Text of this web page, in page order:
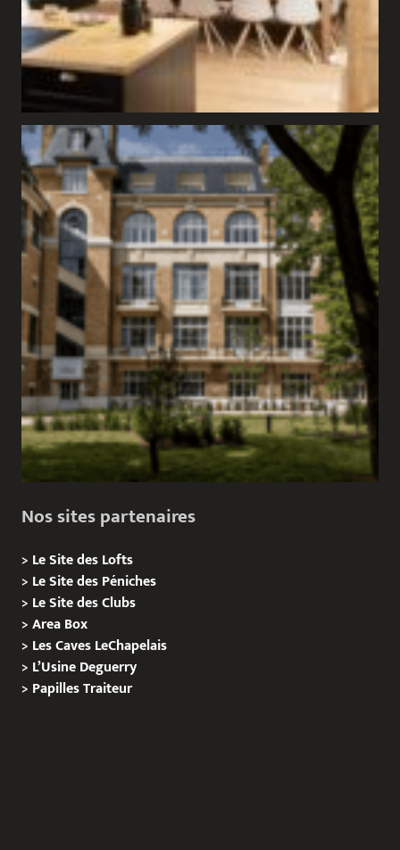
Nos sites partenaires
> Le Site des Lofts
> Le Site des Péniches
> Le Site des Clubs
>Area Box
> Les Caves LeChapelais
> L’Usine Deguerry
> PapillesTraiteur